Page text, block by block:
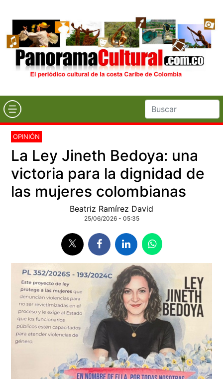
OPINIÓN
La Ley Jineth Bedoya: una
victoria para la dignidad de
las mujeres colombianas
Beatriz Ramírez David
25/06/2026 - 05:35